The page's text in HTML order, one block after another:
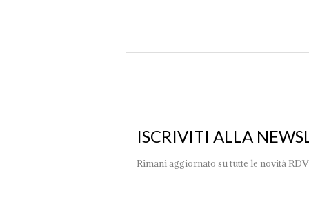
ISCRIVITI ALLA
Rimani aggiornato su tutte le novità RDV